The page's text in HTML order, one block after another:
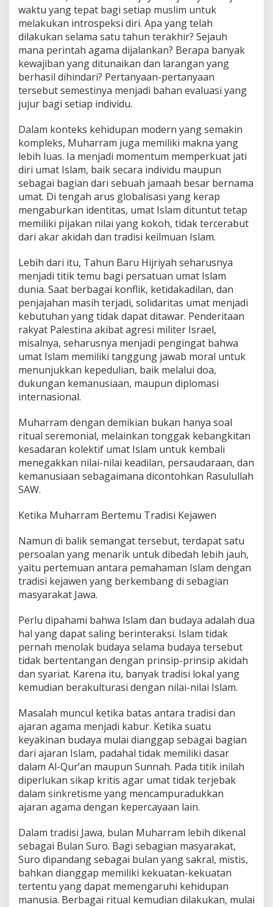
waktu yang tepat bagi setiap muslim untuk
melakukan introspeksi diri. Apa yang telah
dilakukan selama satu tahun terakhir? Sejauh
mana perintah agama dijalankan? Berapa banyak
kewajiban yang ditunaikan dan larangan yang
berhasil dihindari? Pertanyaan-pertanyaan
tersebut semestinya menjadi bahan evaluasi yang
jujur bagi setiap individu.
Dalam konteks kehidupan modern yang semakin
kompleks, Muharram juga memiliki makna yang
lebih luas. Ia menjadi momentum memperkuat jati
diri umat Islam, baik secara individu maupun
sebagai bagian dari sebuah jamaah besar bernama
umat. Di tengah arus globalisasi yang kerap
mengaburkan identitas, umat Islam dituntut tetap
memiliki pijakan nilai yang kokoh, tidak tercerabut
dari akar akidah dan tradisi keilmuan Islam.
Lebih dari itu, Tahun Baru Hijriyah seharusnya
menjadi titik temu bagi persatuan umat Islam
dunia. Saat berbagai konflik, ketidakadilan, dan
penjajahan masih terjadi, solidaritas umat menjadi
kebutuhan yang tidak dapat ditawar. Penderitaan
rakyat Palestina akibat agresi militer Israel,
misalnya, seharusnya menjadi pengingat bahwa
umat Islam memiliki tanggung jawab moral untuk
menunjukkan kepedulian, baik melalui doa,
dukungan kemanusiaan, maupun diplomasi
internasional.
Muharram dengan demikian bukan hanya soal
ritual seremonial, melainkan tonggak kebangkitan
kesadaran kolektif umat Islam untuk kembali
menegakkan nilai-nilai keadilan, persaudaraan, dan
kemanusiaan sebagaimana dicontohkan Rasulullah
SAW.
Ketika Muharram Bertemu Tradisi Kejawen
Namun di balik semangat tersebut, terdapat satu
persoalan yang menarik untuk dibedah lebih jauh,
yaitu pertemuan antara pemahaman Islam dengan
tradisi kejawen yang berkembang di sebagian
masyarakat Jawa.
Perlu dipahami bahwa Islam dan budaya adalah dua
hal yang dapat saling berinteraksi. Islam tidak
pernah menolak budaya selama budaya tersebut
tidak bertentangan dengan prinsip-prinsip akidah
dan syariat. Karena itu, banyak tradisi lokal yang
kemudian berakulturasi dengan nilai-nilai Islam.
Masalah muncul ketika batas antara tradisi dan
ajaran agama menjadi kabur. Ketika suatu
keyakinan budaya mulai dianggap sebagai bagian
dari ajaran Islam, padahal tidak memiliki dasar
dalam Al-Qur’an maupun Sunnah. Pada titik inilah
diperlukan sikap kritis agar umat tidak terjebak
dalam sinkretisme yang mencampuradukkan
ajaran agama dengan kepercayaan lain.
Dalam tradisi Jawa, bulan Muharram lebih dikenal
sebagai Bulan Suro. Bagi sebagian masyarakat,
Suro dipandang sebagai bulan yang sakral, mistis,
bahkan dianggap memiliki kekuatan-kekuatan
tertentu yang dapat memengaruhi kehidupan
manusia. Berbagai ritual kemudian dilakukan, mulai